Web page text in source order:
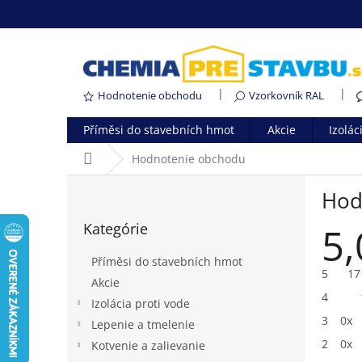
Hodnotenie obchodu Vzorkovník RAL
Příměsi do stavebních hmot Akcie
DomovHodnotenie obchodu
kategórie
Kategórie
Příměsi do stavebních hmot
Akcie
Izolácia proti vode
Lepenie a tmelenie
Kotvenie a zalievanie
5
4
3
0x
2
0x